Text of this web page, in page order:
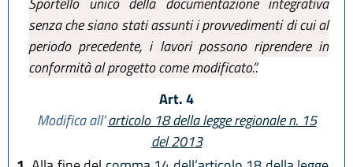
senza che siano stati assunti i provvedimenti di cui al
periodo precedente, i lavori possono riprendere in
conformità al progetto come modificato.”.
Art. 4
Modifica all’articolo 18 della legge regionale n. 15
del 2013